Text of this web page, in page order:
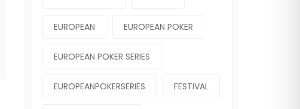
EUROPEAN EUROPEAN POKER
EUROPEAN POKER SERIES
EUROPEANPOKERSERIES FESTIVAL